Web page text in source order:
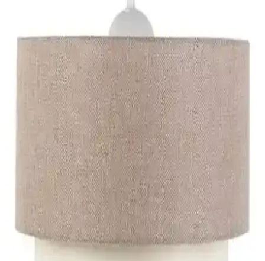
Egecan Mobilya Beyaz Uçan Duvar Rafı Modern ve
Dayanıklı Tasarımıyla Dekorasyonunuza Şıklık
Egecan Mobilya'nın beyaz uçan duvar rafı, şık tasarımı ve kolay
montajı ile iç mekanlara modern bir dokunuş sağlar, dayanıklı
malzemeleriyle uzun ömürlü kullanım sunar.
West Home Dijital Baskılı Kaymaz Tabanlı
Yıkanabilir Salon Halısı Modern ve Şık Tasarım
West Home'un dijital baskılı, yıkanabilir ve kaymaz tabanlı salon
halısı, şık tasarımı ve kolay temizliğiyle evinizde güvenli ve estetik
bir ortam sağlar.
Limnizza Ahşap Ayaklı Zigon Sehpa Beyaz 3'lü
Yuvarlak Modern Tasarım ve Dayanıklılık
Limnizza'nin beyaz, yuvarlak ve 3'lü zigon sehpa seti, estetik ve
dayanıklı tasarımıyla iç mekanlara modern şıklık katıyor, kolay
montaj ve kullanım avantajları sunar.